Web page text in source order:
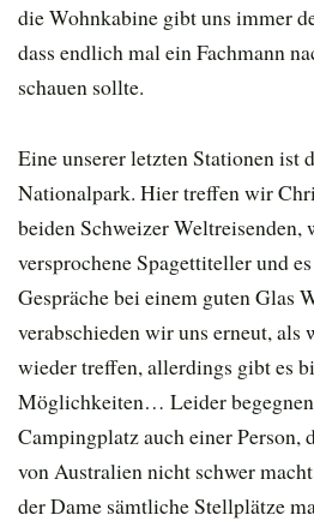
die Wohnkabine gibt uns immer
dass endlich mal ein Fachmann
schauen sollte.
Eine unserer letzten Stationen ist
Nationalpark. Hier treffen wir
beiden Schweizer
versprochene Spagettiteller und
Gespräche bei einem guten Glas
verabschieden wir uns erneut,
wieder treffen, allerdings gibt es
Möglichkeiten… Leider
Campingplatz auch einer Person,
von Australien nicht schwer
der Dame sämtliche Stellplätze